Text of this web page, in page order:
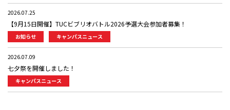
2026.07.25
お知らせ キャンパスニュース
【9月15日開催】TUCビブリオバトル2026予選大会参加者募集！
2026.07.09
キャンパスニュース
七夕祭を開催しました！